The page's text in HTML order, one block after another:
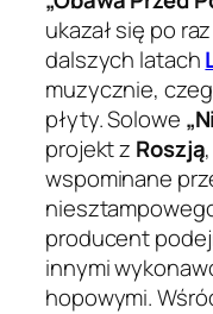
ukazał się po
dalszych latach
muzycznie,
płyty. Solowe
projekt z Roszją,
wspominane
producent
innymi
hopowymi.